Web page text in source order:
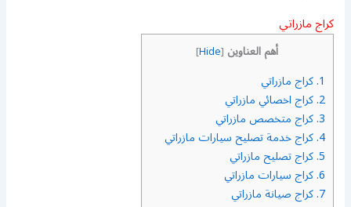
كراج مازراتي
أهم العناوين [
Hide
]
1. كراج مازراتي
2. كراج اخصائي مازراتي
3. كراج متخصص مازراتي
4. كراج خدمة تصليح سيارات مازراتي
5. كراج تصليح مازراتي
6. كراج سيارات مازراتي
7. كراج صيانة مازراتي